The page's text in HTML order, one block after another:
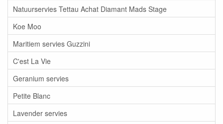
Natuurservies Tettau Achat Diamant Mads Stage
Koe Moo
Maritiem servies Guzzini
C'est La Vie
Geranium servies
Petite Blanc
Lavender servies